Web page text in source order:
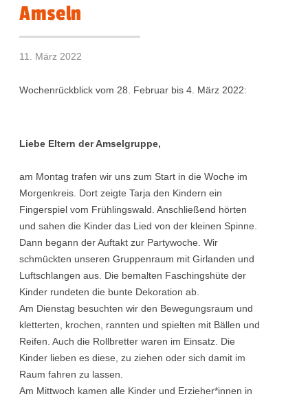
Amseln
11. März 2022
Wochenrückblick vom 28. Februar bis 4. März 2022:
Liebe Eltern der Amselgruppe,
am Montag trafen wir uns zum Start in die Woche im
Morgenkreis. Dort zeigte Tarja den Kindern ein
Fingerspiel vom Frühlingswald. Anschließend hörten
und sahen die Kinder das Lied von der kleinen Spinne.
Dann begann der Auftakt zur Partywoche. Wir
schmückten unseren Gruppenraum mit Girlanden und
Luftschlangen aus. Die bemalten Faschingshüte der
Kinder rundeten die bunte Dekoration ab.
Am Dienstag besuchten wir den Bewegungsraum und
kletterten, krochen, rannten und spielten mit Bällen und
Reifen. Auch die Rollbretter waren im Einsatz. Die
Kinder lieben es diese, zu ziehen oder sich damit im
Raum fahren zu lassen.
Am Mittwoch kamen alle Kinder und Erzieher*innen in